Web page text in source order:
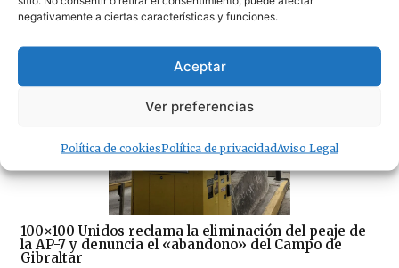
negativamente a ciertas características y funciones.
Aceptar
Ver preferencias
Política de cookiesPolítica de privacidadAviso Legal
Tarifa, ejemplo nacional de colapso en TVE: “Tarifa
se convierte en una pesadilla” (video)
100×100 Unidos reclama la eliminación del peaje de
la AP-7 y denuncia el «abandono» del Campo de
Gibraltar